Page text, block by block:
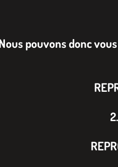
pouvons donc